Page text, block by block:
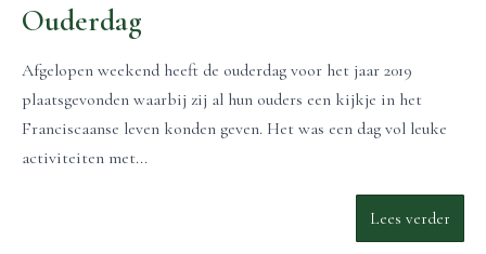
Ouderdag
Afgelopen weekend heeft de ouderdag voor het jaar 2019
plaatsgevonden waarbij zij al hun ouders een kijkje in het
Franciscaanse leven konden geven. Het was een dag vol leuke
activiteiten met...
Lees verder